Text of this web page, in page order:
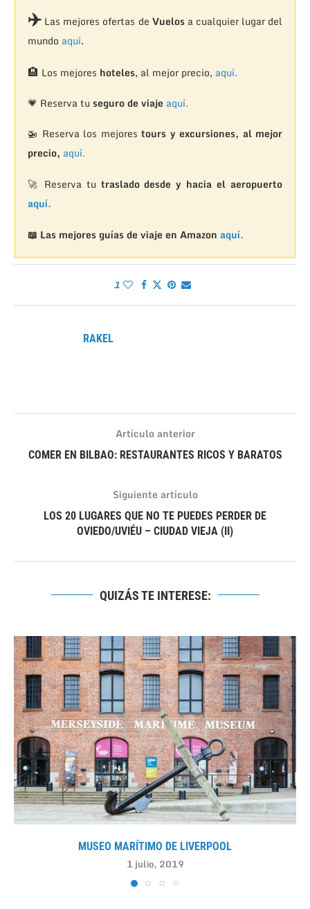
✈️Las mejores ofertas de Vuelosa cualquier lugar del
mundo aquí.
🏨 Los mejores hoteles, al mejor precio, aquí.
💗 Reserva tu seguro de viaje aquí.
🚁 Reserva los mejorestours y excursiones, al mejor
precio, aquí.
🚀 Reserva tu traslado desde y hacia el aeropuerto
aquí.
📖 Las mejores guías de viaje en Amazon aquí.
1
RAKEL
Artículo anterior
COMER EN BILBAO: RESTAURANTES RICOS Y BARATOS
Siguiente artículo
LOS 20 LUGARES QUE NO TE PUEDES PERDER DE
OVIEDO/UVIÉU – CIUDAD VIEJA (II)
QUIZÁS TE INTERESE:
MUSEO MARÍTIMO DE LIVERPOOL
1 julio, 2019